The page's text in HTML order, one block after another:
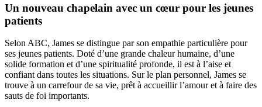
Un nouveau chapelain avec un cœur pour les jeunes
patients
Selon ABC, James se distingue par son empathie particulière pour
ses jeunes patients. Doté d’une grande chaleur humaine, d’une
solide formation et d’une spiritualité profonde, il est à l’aise et
confiant dans toutes les situations. Sur le plan personnel, James se
trouve à un carrefour de sa vie, prêt à accueillir l’amour et à faire des
sauts de foi importants.